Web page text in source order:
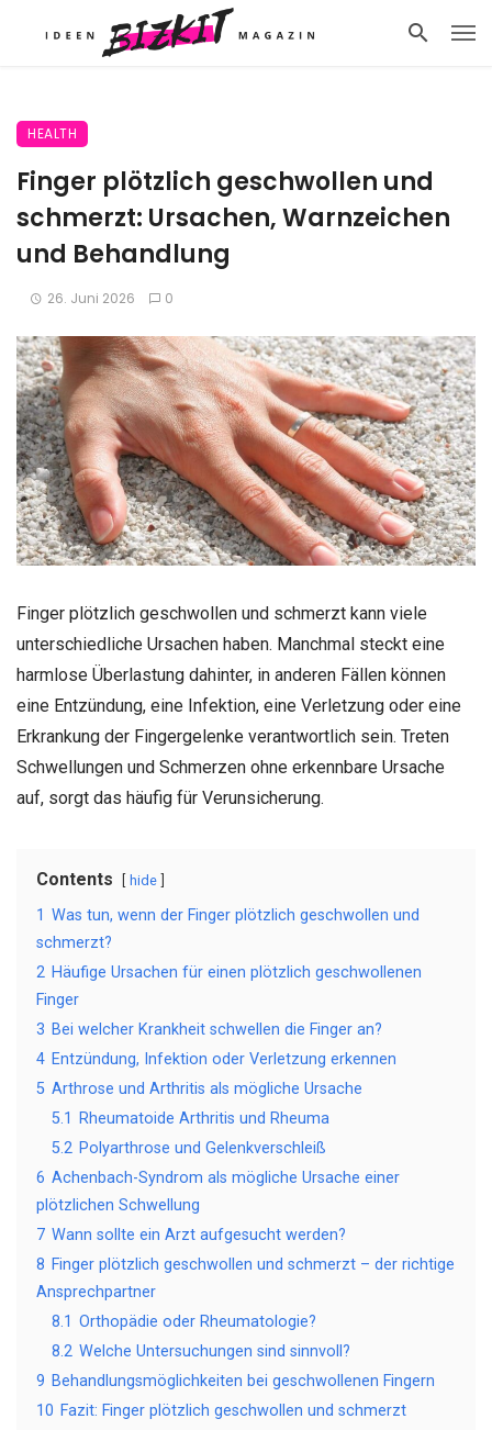
HEALTH
Finger plötzlich geschwollen und
schmerzt: Ursachen, Warnzeichen
und Behandlung
26. Juni 2026 0
Finger plötzlich geschwollen und schmerzt kann viele
unterschiedliche Ursachen haben. Manchmal steckt eine
harmlose Überlastung dahinter, in anderen Fällen können
eine Entzündung, eine Infektion, eine Verletzung oder eine
Erkrankung der Fingergelenke verantwortlich sein. Treten
Schwellungen und Schmerzen ohne erkennbare Ursache
auf, sorgt das häufig für Verunsicherung.
Contents hide
1 Was tun, wenn der Finger plötzlich geschwollen und
schmerzt?
2 Häufige Ursachen für einen plötzlich geschwollenen
Finger
3 Bei welcher Krankheit schwellen die Finger an?
4 Entzündung, Infektion oder Verletzung erkennen
5 Arthrose und Arthritis als mögliche Ursache
5.1
Rheumatoide Arthritis und Rheuma
5.2 Polyarthrose und Gelenkverschleiß
6 Achenbach-Syndrom als mögliche Ursache einer
plötzlichen Schwellung
7 Wann sollte ein Arzt aufgesucht werden?
8 Finger plötzlich geschwollen und schmerzt – der richtige
Ansprechpartner
8.1 Orthopädie oder Rheumatologie?
8.2 Welche Untersuchungen sind sinnvoll?
9 Behandlungsmöglichkeiten bei geschwollenen Fingern
10 Fazit: Finger plötzlich geschwollen und schmerzt